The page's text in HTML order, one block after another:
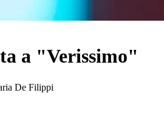
a "Verissimo"
De Filippi